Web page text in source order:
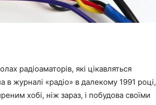
радіоаматорів, які цікавляться
журналі «радіо» в далекому 1991 році,
хобі, ніж зараз, і побудова своїми